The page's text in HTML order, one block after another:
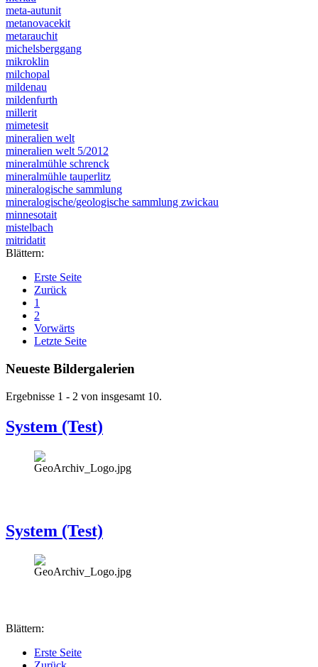
meta-autunit
metanovacekit
metarauchit
michelsberggang
mikroklin
milchopal
mildenau
mildenfurth
millerit
mimetesit
mineralien welt
mineralien welt 5/2012
mineralmühle schrenck
mineralmühle tauperlitz
mineralogische sammlung
mineralogische/geologische sammlung zwickau
minnesotait
mistelbach
mitridatit
Blättern:
Erste Seite
Zurück
1
2
Vorwärts
Letzte Seite
Neueste Bildergalerien
Ergebnisse 1 - 2 von insgesamt 10.
System (Test)
System (Test)
Blättern:
Erste Seite